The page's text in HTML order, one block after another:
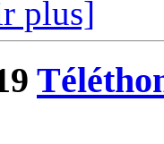
plus]